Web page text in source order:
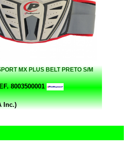
MX PLUS BELT PRETO S/M
8003500001
Inc.)